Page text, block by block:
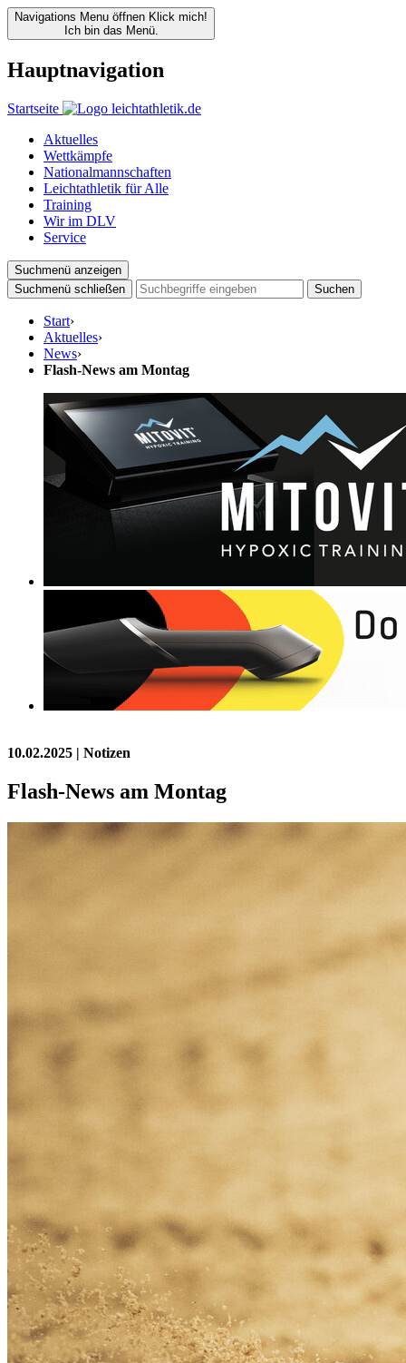
Navigations Menu öffnen Klick mich!
Ich bin das Menü.
Hauptnavigation
Startseite
Aktuelles
Wettkämpfe
Nationalmannschaften
Leichtathletik für Alle
Training
Wir im DLV
Service
Suchmenü anzeigen
Suchmenü schließen
Suchen
Start›
Aktuelles›
News›
Flash-News am Montag
10.02.2025 | Notizen
Flash-News am Montag